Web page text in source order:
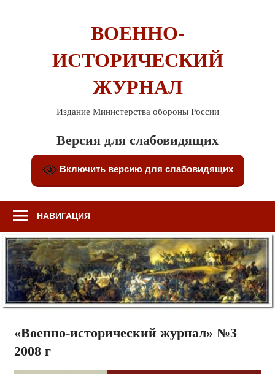
ВОЕННО-
ИСТОРИЧЕСКИЙ
ЖУРНАЛ
Издание Министерства обороны России
Версия для слабовидящих
Включить версию для слабовидящих
НАВИГАЦИЯ
«Военно-исторический журнал» №3
2008 г